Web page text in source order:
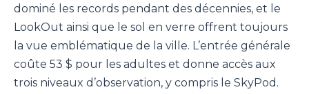
dominé les records pendant des décennies, et le
LookOut ainsi que le sol en verre offrent toujours
la vue emblématique de la ville. L’entrée générale
coûte 53 $ pour les adultes et donne accès aux
trois niveaux d’observation, y compris le SkyPod.